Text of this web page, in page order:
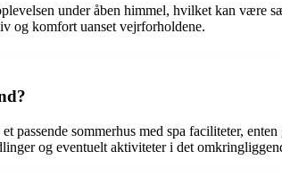
under åben himmel, hvilket kan være
og komfort uanset vejrforholdene.
passende sommerhus med spa faciliteter,
og eventuelt aktiviteter i det